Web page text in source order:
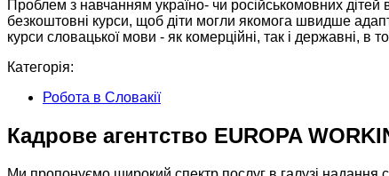
Проблем з навчанням україно- чи російськомовних
безкоштовні курси, щоб діти могли якомога швидше
курси словацької мови - як комерційні, так і державні, в
Категорія:
Робота в Словакії
Кадрове агентство EUROPA